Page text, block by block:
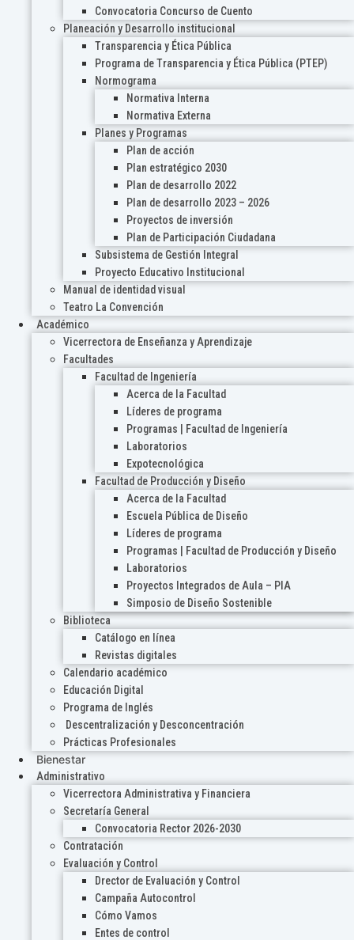
Convocatoria Concurso de Cuento
Planeación y Desarrollo institucional
Transparencia y Ética Pública
Programa de Transparencia y Ética Pública (PTEP)
Normograma
Normativa Interna
Normativa Externa
Planes y Programas
Plan de acción
Plan estratégico 2030
Plan de desarrollo 2022
Plan de desarrollo 2023 – 2026
Proyectos de inversión
Plan de Participación Ciudadana
Subsistema de Gestión Integral
Proyecto Educativo Institucional
Manual de identidad visual
Teatro La Convención
Académico
Vicerrectora de Enseñanza y Aprendizaje
Facultades
Facultad de Ingeniería
Acerca de la Facultad
Líderes de programa
Programas | Facultad de Ingeniería
Laboratorios
Expotecnológica
Facultad de Producción y Diseño
Acerca de la Facultad
Escuela Pública de Diseño
Líderes de programa
Programas | Facultad de Producción y Diseño
Laboratorios
Proyectos Integrados de Aula – PIA
Simposio de Diseño Sostenible
Biblioteca
Catálogo en línea
Revistas digitales
Calendario académico
Educación Digital
Programa de Inglés
Descentralización y Desconcentración
Prácticas Profesionales
Bienestar
Administrativo
Vicerrectora Administrativa y Financiera
Secretaría General
Convocatoria Rector 2026-2030
Contratación
Evaluación y Control
Drector de Evaluación y Control
Campaña Autocontrol
Cómo Vamos
Entes de control